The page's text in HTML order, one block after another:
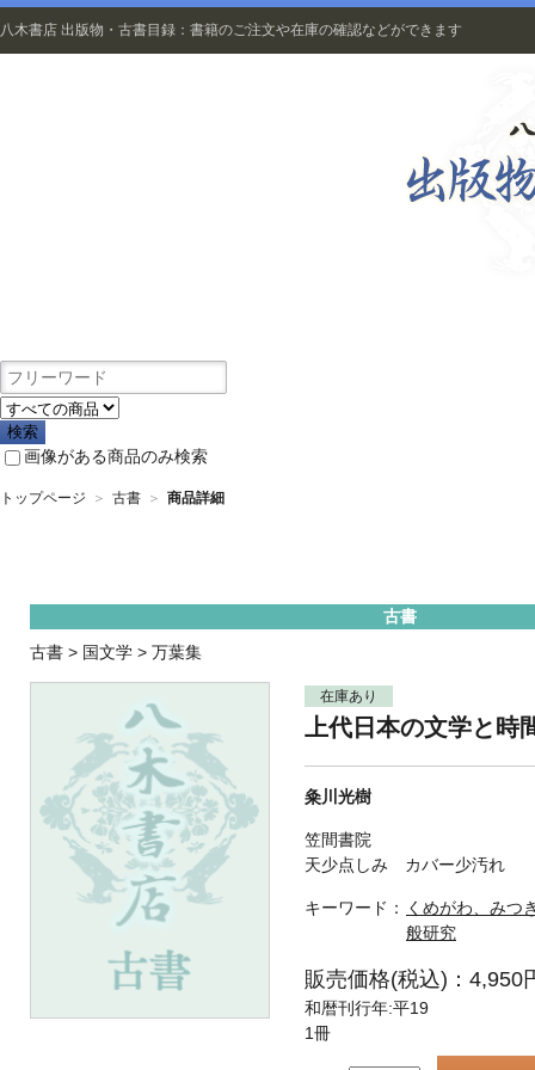
八木書店 出版物・古書目録：書籍のご注文や在庫の確認などができます
画像がある商品のみ検索
トップページ ＞ 古書 ＞ 商品詳細
古書
古書 > 国文学 > 万葉集
在庫あり
上代日本の文学と時
粂川光樹
笠間書院
天少点しみ カバー少汚れ
キーワード：
くめがわ、みつ
般研究
販売価格(税込)：4,950
和暦刊行年:平19
1冊